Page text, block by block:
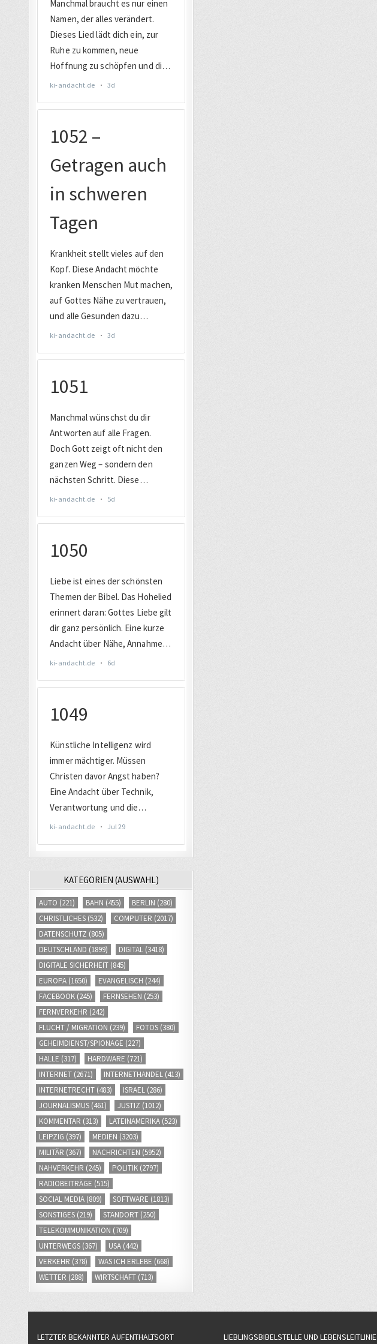
KATEGORIEN (AUSWAHL)
AUTO (221) BAHN (455) BERLIN (280)
CHRISTLICHES (532) COMPUTER (2017)
DATENSCHUTZ (805)
DEUTSCHLAND (1899) DIGITAL (3418)
DIGITALE SICHERHEIT (845)
EUROPA (1650) EVANGELISCH (244)
FACEBOOK (245) FERNSEHEN (253)
FERNVERKEHR (242)
FLUCHT / MIGRATION (239) FOTOS (380)
GEHEIMDIENST/SPIONAGE (227)
HALLE (317) HARDWARE (721)
INTERNET (2671) INTERNETHANDEL (413)
INTERNETRECHT (483) ISRAEL (286)
JOURNALISMUS (461) JUSTIZ (1012)
KOMMENTAR (313) LATEINAMERIKA (523)
LEIPZIG (397) MEDIEN (3203)
MILITÄR (367) NACHRICHTEN (5952)
NAHVERKEHR (245) POLITIK (2797)
RADIOBEITRÄGE (515)
SOCIAL MEDIA (809) SOFTWARE (1813)
SONSTIGES (219) STANDORT (250)
TELEKOMMUNIKATION (709)
UNTERWEGS (367) USA (442)
VERKEHR (378) WAS ICH ERLEBE (668)
WETTER (288) WIRTSCHAFT (713)
LETZTER BEKANNTER AUFENTHALTSORT LIEBLINGSBIBELSTELLE UND LEBENSLEITLINIE